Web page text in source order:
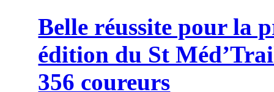
Belle réussite pour la
édition du St
356 coureurs